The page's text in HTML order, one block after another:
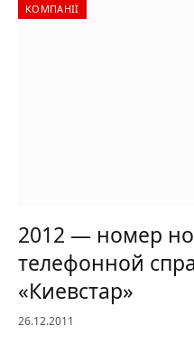
КОМПАНІЇ
2012 — номер
телефонной
«Киевстар»
26.12.2011